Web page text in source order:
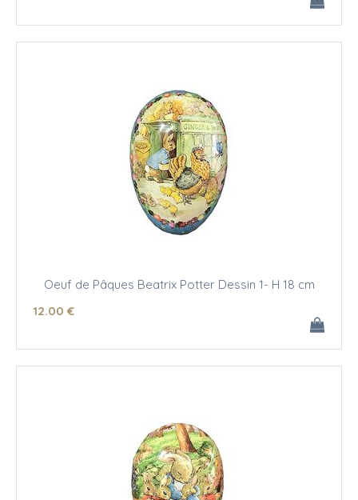
Oeuf de Pâques Beatrix Potter Dessin 1- H 18 cm
12.00 €